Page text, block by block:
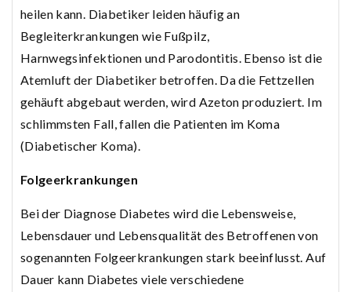
heilen kann. Diabetiker leiden häufig an
Begleiterkrankungen wie Fußpilz,
Harnwegsinfektionen und Parodontitis. Ebenso ist die
Atemluft der Diabetiker betroffen. Da die Fettzellen
gehäuft abgebaut werden, wird Azeton produziert. Im
schlimmsten Fall, fallen die Patienten im Koma
(Diabetischer Koma).
Folgeerkrankungen
Bei der Diagnose Diabetes wird die Lebensweise,
Lebensdauer und Lebensqualität des Betroffenen von
sogenannten Folgeerkrankungen stark beeinflusst. Auf
Dauer kann Diabetes viele verschiedene